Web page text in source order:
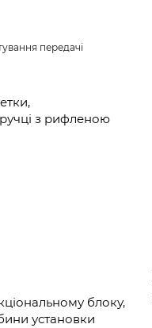
передачі
з рифленою
блоку,
установки